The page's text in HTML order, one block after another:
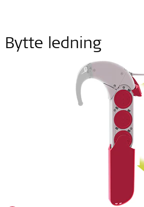
Bytte ledning